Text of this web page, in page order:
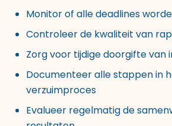
Monitor of alle deadlines
Controleer de kwaliteit van
Zorg voor tijdige doorgifte van
Documenteer alle stappen in
verzuimproces
Evalueer regelmatig de